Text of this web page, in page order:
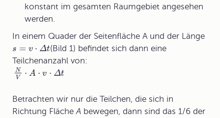
konstant im gesamten Raumgebiet angesehen
werden.
In einem Quader der Seitenfläche A und der Länge
s = v ⋅ Δt(Bild 1) befindet sich dann eine
Teilchenanzahl von:
N
V
⋅ A ⋅ v ⋅ Δt
Betrachten wir nur die Teilchen, die sich in
Richtung Fläche A bewegen, dann sind das 1/6 der